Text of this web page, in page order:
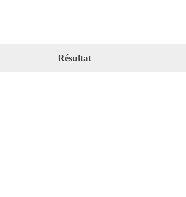
Résultat